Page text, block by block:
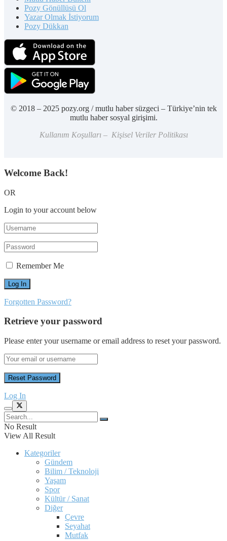
Pozy Gönüllüsü Ol
Yazar Olmak İstiyorum
Pozy Dükkan
© 2018 – 2025 pozy.org / mutlu haber süzgeci – Türkiye’nin tek
mutlu haber sosyal girişimi.
Kullanım Koşulları – Kişisel Veriler Politikası
Welcome Back!
OR
Login to your account below
Remember Me
Forgotten Password?
Retrieve your password
Please enter your username or email address to reset your password.
Log In
No Result
View All Result
Kategoriler
Gündem
Bilim / Teknoloji
Yaşam
Spor
Kültür / Sanat
Diğer
Çevre
Seyahat
Mutfak